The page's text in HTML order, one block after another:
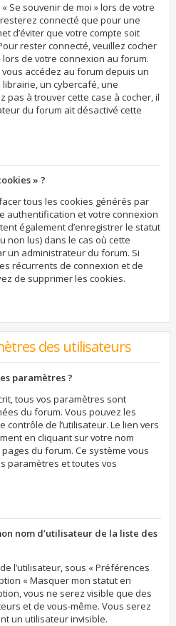
Se souvenir de moi » lors de votre
connecté que pour une
d’éviter que votre compte soit
rester connecté, veuillez cocher
lors de votre connexion au forum.
vous accédez au forum depuis un
un cybercafé, une
pas à trouver cette case à cocher, il
du forum ait désactivé cette
» ?
tous les cookies générés par
authentification et votre connexion
également d’enregistrer le statut
non lus) dans le cas où cette
un administrateur du forum. Si
récurrents de connexion et de
de supprimer les cookies.
des utilisateurs
paramètres ?
tous vos paramètres sont
du forum. Vous pouvez les
de l’utilisateur. Le lien vers
en cliquant sur votre nom
du forum. Ce système vous
paramètres et toutes vos
nom d’utilisateur de la liste des
l’utilisateur, sous « Préférences
« Masquer mon statut en
vous ne serez visible que des
et de vous-même. Vous serez
un utilisateur invisible.